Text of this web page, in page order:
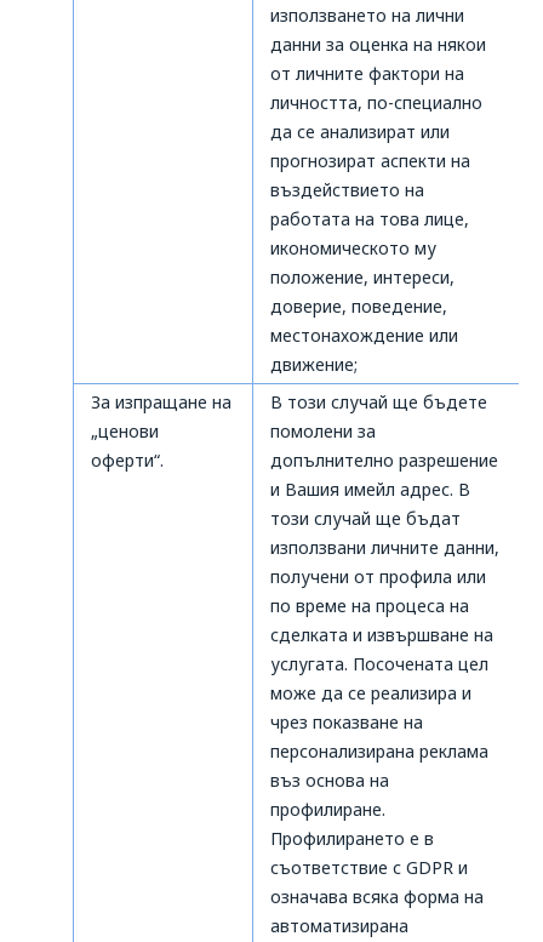
използването на лични
данни за оценка на някои
от личните фактори на
личността, по-специално
да се анализират или
прогнозират аспекти на
въздействието на
работата на това лице,
икономическото му
положение, интереси,
доверие, поведение,
местонахождение или
движение;
За изпращане на
„ценови
оферти“.
В този случай ще бъдете
помолени за
допълнително разрешение
и Вашия имейл адрес. В
този случай ще бъдат
използвани личните данни,
получени от профила или
по време на процеса на
сделката и извършване на
услугата. Посочената цел
може да се реализира и
чрез показване на
персонализирана реклама
въз основа на
профилиране.
Профилирането е в
съответствие с GDPR и
означава всяка форма на
автоматизирана